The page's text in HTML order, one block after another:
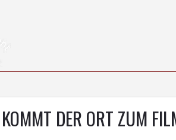
DER ORT ZUM